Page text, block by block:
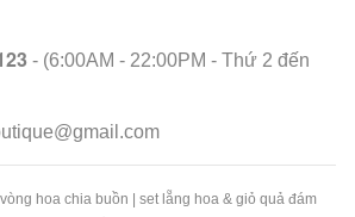
- (6:00AM - 22:00PM - Thứ 2 đến
vòng hoa chia buồn
set lẵng hoa & giỏ quả đám